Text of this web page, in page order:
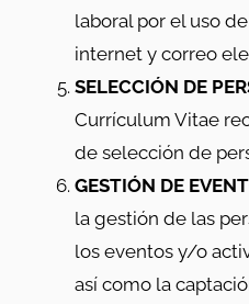
laboral por el uso
internet y correo
SELECCIÓN DE
Currículum Vitae
de selección de
GESTIÓN DE
la gestión de las
los eventos y/o
así como la